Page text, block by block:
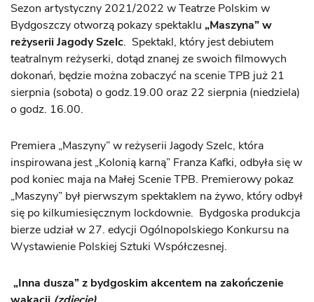
Sezon artystyczny 2021/2022 w Teatrze Polskim w
Bydgoszczy otworzą pokazy spektaklu „Maszyna” w
reżyserii Jagody Szelc. Spektakl, który jest debiutem
teatralnym reżyserki, dotąd znanej ze swoich filmowych
dokonań, będzie można zobaczyć na scenie TPB już 21
sierpnia (sobota) o godz.19.00 oraz 22 sierpnia (niedziela)
o godz. 16.00.
Premiera „Maszyny” w reżyserii Jagody Szelc, która
inspirowana jest „Kolonią karną” Franza Kafki, odbyła się w
pod koniec maja na Małej Scenie TPB. Premierowy pokaz
„Maszyny” był pierwszym spektaklem na żywo, który odbył
się po kilkumiesięcznym lockdownie. Bydgoska produkcja
bierze udział w 27. edycji Ogólnopolskiego Konkursu na
Wystawienie Polskiej Sztuki Współczesnej.
„Inna dusza” z bydgoskim akcentem na zakończenie